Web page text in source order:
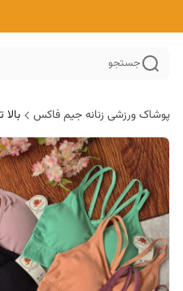
جستجو
پوشاک ورزشی زنانه جیم فاکس